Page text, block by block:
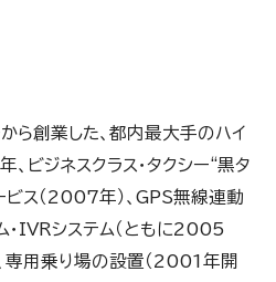
ら創業した、都内最大手のハイ
ビジネスクラス・タクシー“黒タ
ス（2007年）、GPS無線連動
・IVRシステム（ともに2005
専用乗り場の設置（2001年開